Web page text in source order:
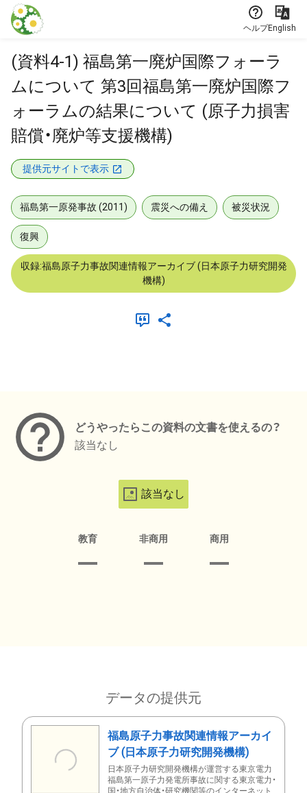
本文に飛ぶ
ヘルプEnglish
(資料4-1) 福島第一廃炉国際フォーラ
ムについて 第3回福島第一廃炉国際フ
ォーラムの結果について (原子力損害
賠償・廃炉等支援機構)
提供元サイトで表示
福島第一原発事故 (2011) 震災への備え 被災状況
復興
収録:福島原子力事故関連情報アーカイブ (日本原子力研究開発
機構)
どうやったらこの資料の文書を使えるの？
該当なし
該当なし
教育 非商用 商用
データの提供元
福島原子力事故関連情報アーカイ
ブ (日本原子力研究開発機構)
日本原子力研究開発機構が運営する東京電力
福島第一原子力発電所事故に関する東京電力・
国・地方自治体・研究機関等のインターネット